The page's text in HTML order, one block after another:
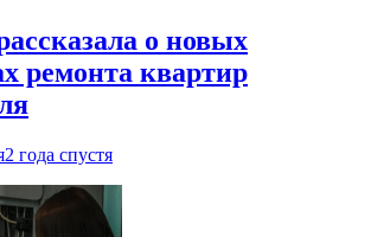
о новых
ремонта квартир
2 года спустя